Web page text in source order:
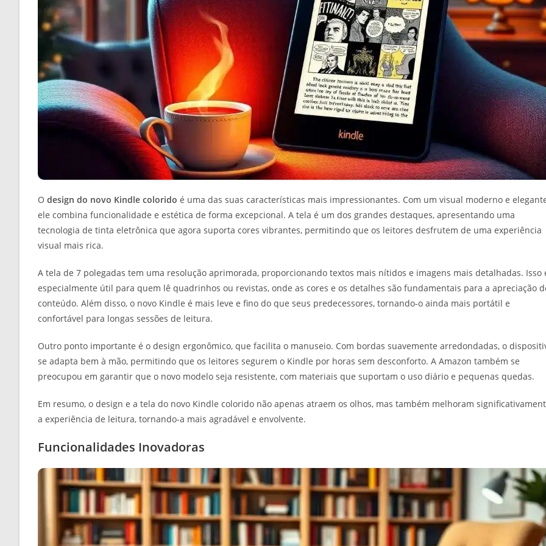
O design do novo Kindle colorido é uma das suas características mais impressionantes. Com um visual moderno e
ele combina funcionalidade e estética de forma excepcional. A tela é um dos grandes destaques, apresentando uma
tecnologia de tinta eletrônica que agora suporta cores vibrantes, permitindo que os leitores desfrutem de uma experiência
visual mais rica.
A tela de 7 polegadas tem uma resolução aprimorada, proporcionando textos mais nítidos e imagens mais detalhadas. Isso
especialmente útil para quem lê quadrinhos ou revistas, onde as cores e os detalhes são fundamentais para a apreciação
conteúdo. Além disso, o novo Kindle é mais leve e fino do que seus predecessores, tornando-o ainda mais portátil e
confortável para longas sessões de leitura.
Outro ponto importante é o design ergonômico, que facilita o manuseio. Com bordas suavemente arredondadas, o
se adapta bem à mão, permitindo que os leitores segurem o Kindle por horas sem desconforto. A Amazon também se
preocupou em garantir que o novo modelo seja resistente, com materiais que suportam o uso diário e pequenas quedas.
Em resumo, o design e a tela do novo Kindle colorido não apenas atraem os olhos, mas também melhoram
a experiência de leitura, tornando-a mais agradável e envolvente.
Funcionalidades Inovadoras